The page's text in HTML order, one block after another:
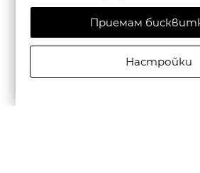
Приемам
Настройки